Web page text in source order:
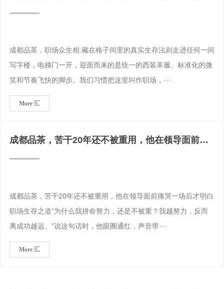
则
成都品茶，职场众生相:藏在格子间里的真实生存法则走进任何一间
写字楼，电梯门一开，迎面而来的是统一的西装革履、标准化的微
笑和节奏飞快的脚步。我们习惯把这里叫作职场，···
More
成都品茶，苦干20年还不被重用，他在领导面前痛
哭一场后才明白职场生存之道
成都品茶，苦干20年还不被重用，他在领导面前痛哭一场后才明白
职场生存之道“为什么我拼命努力，还是不被重？我越努力，反而
离成功越远。”说这句话时，他眼圈通红，声音带···
More